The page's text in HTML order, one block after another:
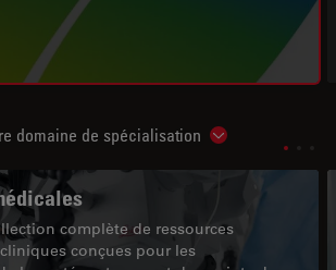
domaine de spécialisation Show
complète de ressources
conçues pour les